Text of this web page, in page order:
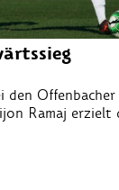
Ramaj erzielt